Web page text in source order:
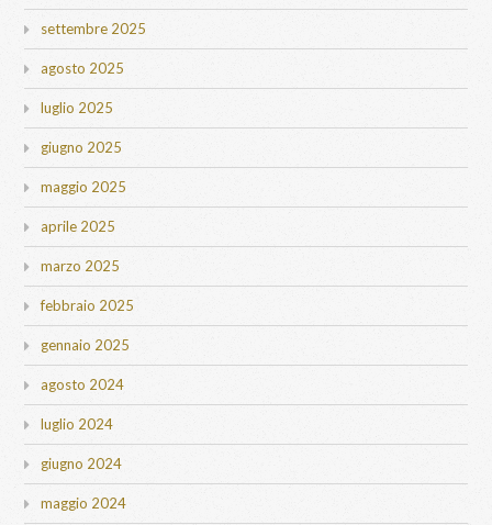
settembre 2025
agosto 2025
luglio 2025
giugno 2025
maggio 2025
aprile 2025
marzo 2025
febbraio 2025
gennaio 2025
agosto 2024
luglio 2024
giugno 2024
maggio 2024